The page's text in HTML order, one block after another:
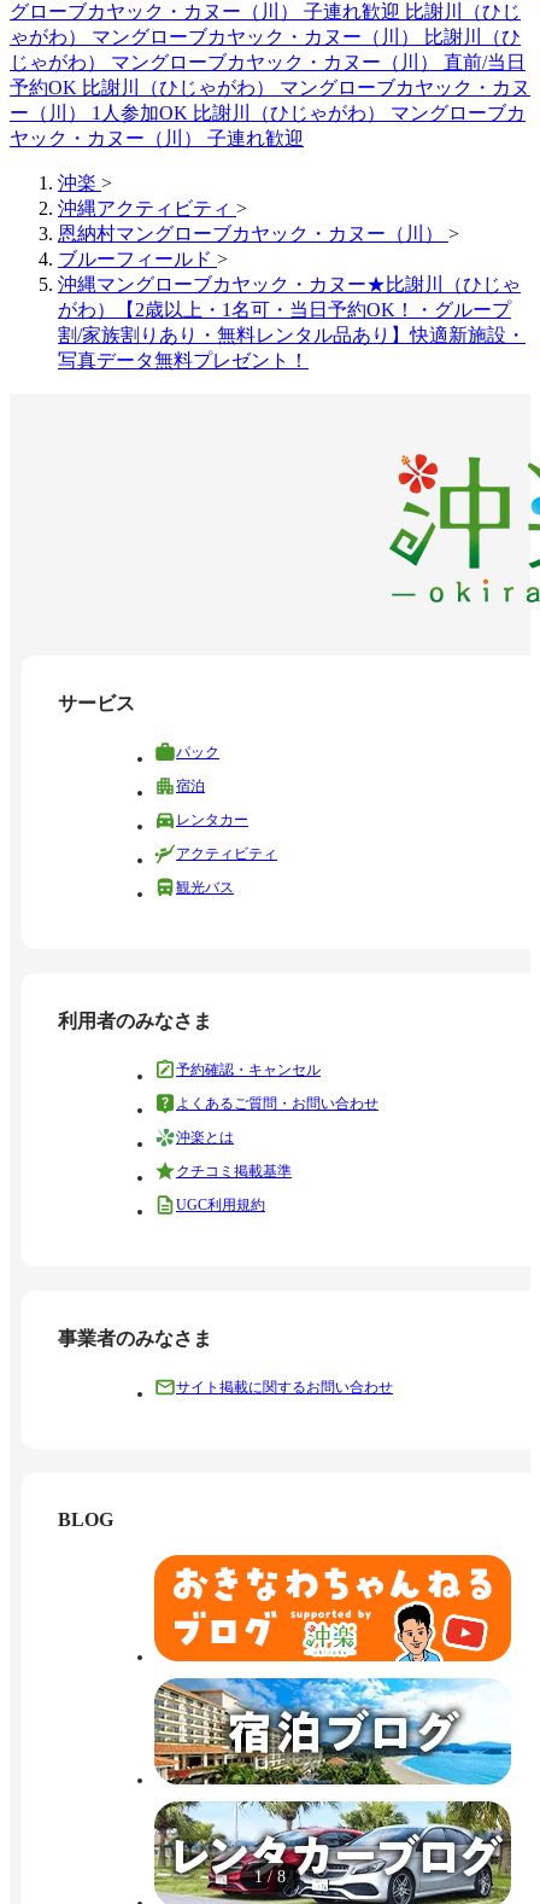
1/8
グローブカヤック・カヌー（川） 子連れ歓迎 比謝川（ひじ
ゃがわ） マングローブカヤック・カヌー（川）
比謝川（ひ
じゃがわ） マングローブカヤック・カヌー（川） 直前/当日
予約OK 比謝川（ひじゃがわ） マングローブカヤック・カヌ
ー（川） 1人参加OK 比謝川（ひじゃがわ） マングローブカ
ヤック・カヌー（川） 子連れ歓迎
沖楽 >
沖縄アクティビティ >
恩納村マングローブカヤック・カヌー（川） >
ブルーフィールド >
沖縄マングローブカヤック・カヌー★比謝川（ひじゃ
がわ）【2歳以上・1名可・当日予約OK！・グループ
割/家族割りあり・無料レンタル品あり】快適新施設・
写真データ無料プレゼント！
サービス
パック
宿泊
レンタカー
アクティビティ
観光バス
利用者のみなさま
予約確認・キャンセル
よくあるご質問・お問い合わせ
沖楽とは
クチコミ掲載基準
UGC利用規約
事業者のみなさま
サイト掲載に関するお問い合わせ
BLOG